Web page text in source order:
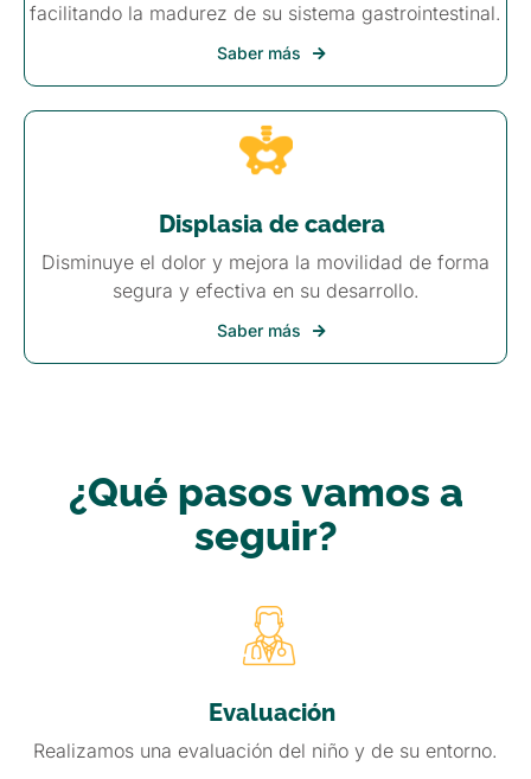
facilitando la madurez de su sistema gastrointestinal.
Saber más
Displasia de cadera
Disminuye el dolor y mejora la movilidad de forma
segura y efectiva en su desarrollo.
Saber más
¿Qué pasos vamos a
seguir?
Evaluación
Realizamos una evaluación del niño y de su entorno.